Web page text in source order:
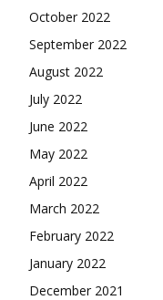
October 2022
September 2022
August 2022
July 2022
June 2022
May 2022
April 2022
March 2022
February 2022
January 2022
December 2021